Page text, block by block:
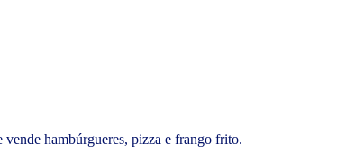
vende hambúrgueres, pizza e frango frito.